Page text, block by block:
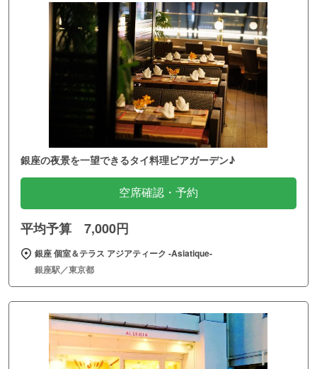
銀座の夜景を一望できるタイ料理ビアガーデン♪
空席確認・予約
平均予算 7,000円
銀座 個室＆テラス アジアティーク ‐Asiatique‐
銀座駅／東京都